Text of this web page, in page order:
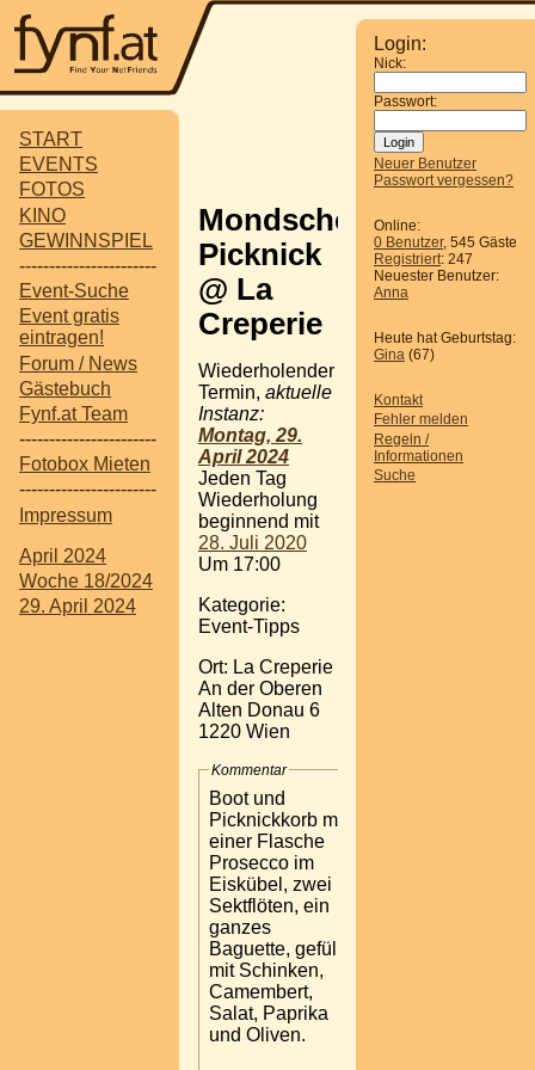
START
EVENTS
FOTOS
KINO
GEWINNSPIEL
-----------------------
Event-Suche
Event gratis
eintragen!
Forum / News
Gästebuch
Fynf.at Team
-----------------------
Fotobox Mieten
-----------------------
Impressum
April 2024
Woche 18/2024
29. April 2024
Login:
Nick:
Passwort:
Neuer Benutzer
Passwort vergessen?
Online:
0 Benutzer, 545 Gäste
Registriert: 247
Neuester Benutzer:
Anna
Heute hat Geburtstag:
Gina (67)
Kontakt
Fehler melden
Regeln /
Informationen
Suche
Mondschein-
Picknick
@ La
Creperie
Wiederholender
Termin, aktuelle
Instanz:
Montag, 29.
April 2024
Jeden Tag
Wiederholung
beginnend mit
28. Juli 2020
Um 17:00
Kategorie:
Event-Tipps
Ort: La Creperie
An der Oberen
Alten Donau 6
1220 Wien
Kommentar
Boot und
Picknickkorb mit
einer Flasche
Prosecco im
Eiskübel, zwei
Sektflöten, ein
ganzes
Baguette, gefüllt
mit Schinken,
Camembert,
Salat, Paprika
und Oliven.